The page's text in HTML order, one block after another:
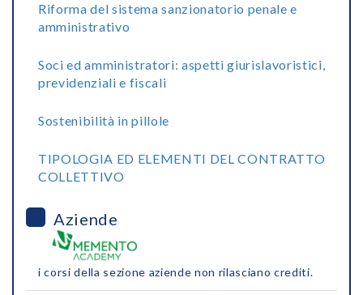
Riforma del sistema sanzionatorio penale e
amministrativo
Soci ed amministratori: aspetti giurislavoristici,
previdenziali e fiscali
Sostenibilità in pillole
TIPOLOGIA ED ELEMENTI DEL CONTRATTO
COLLETTIVO
Aziende
i corsi della sezione aziende non rilasciano crediti.